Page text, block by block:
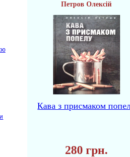
Петров Олексій
Кава з присмаком
280 грн.